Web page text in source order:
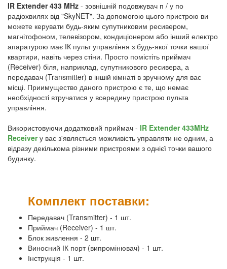
IR Extender 433 MHz - зовнішній подовжувач п / у по
радіохвилях від "SkyNET". За допомогою цього пристрою ви
можете керувати будь-яким супутниковим ресивером,
магнітофоном, телевізором, кондиціонером або інший електро
апаратурою має ІК пульт управління з будь-якої точки вашої
квартири, навіть через стіни. Просто помістіть приймач
(Receiver) біля, наприклад, супутникового ресивера, а
передавач (Transmitter) в іншій кімнаті в зручному для вас
місці. Приимущество даного пристрою є те, що немає
необхідності втручатися у всередину пристрою пульта
управління.
Використовуючи додатковий приймач - IR Extender 433MHz
Receiverу вас з'являється можливість управляти не одним, а
відразу декількома різними пристроями з однієї точки вашого
будинку.
Комплект поставки:
Передавач (Transmitter) - 1 шт.
Приймач (Receiver) - 1 шт.
Блок живлення - 2 шт.
Виносний ІК порт (випромінювач) - 1 шт.
Інструкція - 1 шт.